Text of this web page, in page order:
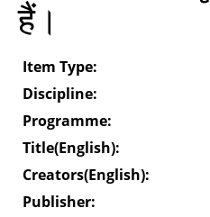
हैं।
Item Type:
Discipline:
Programme:
Title(English):
Creators(English):
Publisher: